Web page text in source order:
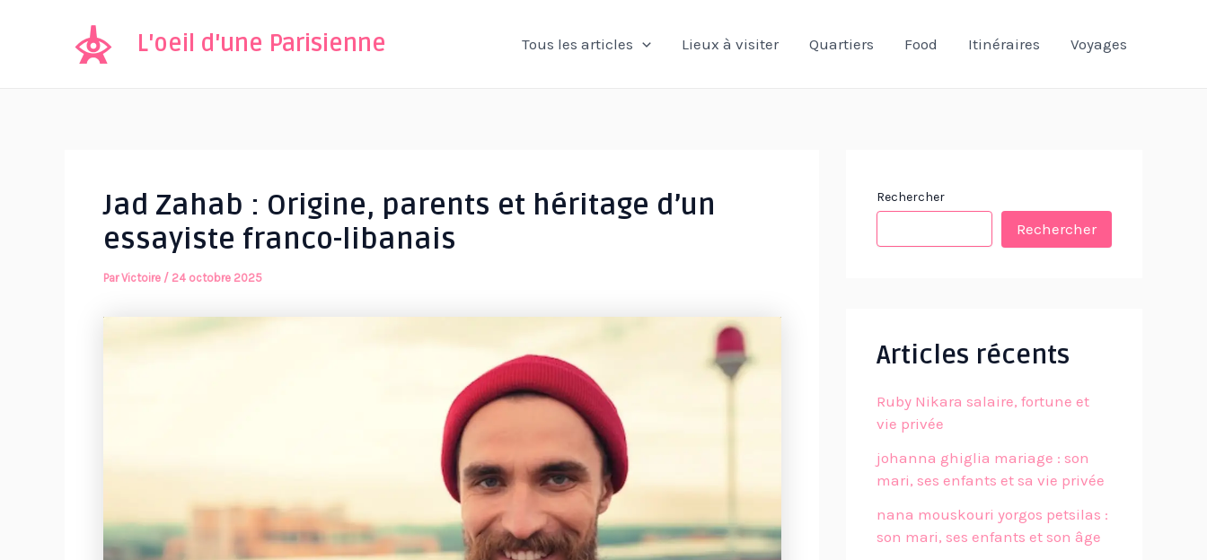
L'oeil d'une Parisienne Tous les articles Lieux à visiter Quartiers Food Itinéraires Voyages
Jad Zahab : Origine, parents et héritage d’un
essayiste franco-libanais
ParVictoire / 24 octobre 2025
Rechercher
Rechercher
Articles récents
Ruby Nikara salaire, fortune et
vie privée
johanna ghiglia mariage : son
mari, ses enfants et sa vie privée
nana mouskouri yorgos petsilas :
son mari, ses enfants et son âge